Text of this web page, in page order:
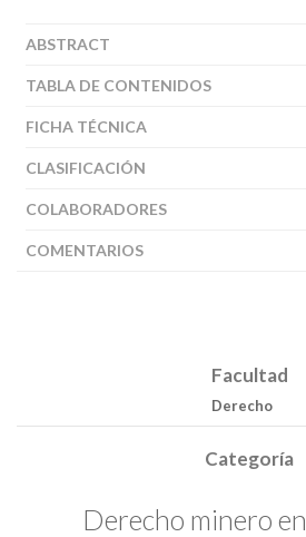
ABSTRACT
TABLA DE CONTENIDOS
FICHA TÉCNICA
CLASIFICACIÓN
COLABORADORES
COMENTARIOS
Facultad
Derecho
Categoría
Derecho minero